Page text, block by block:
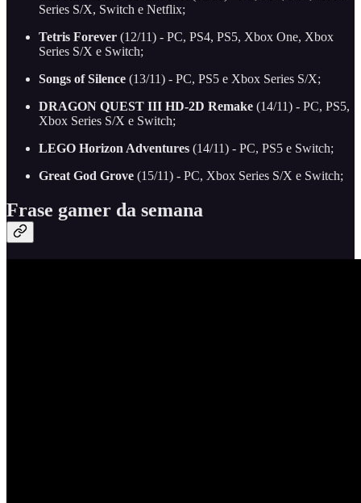
Series S/X, Switch e Netflix;
Tetris Forever (12/11) - PC, PS4, PS5, Xbox One, Xbox
Series S/X e Switch;
Songs of Silence (13/11) - PC, PS5 e Xbox Series S/X;
DRAGON QUEST III HD-2D Remake (14/11) - PC, PS5,
Xbox Series S/X e Switch;
LEGO Horizon Adventures (14/11) - PC, PS5 e Switch;
Great God Grove (15/11) - PC, Xbox Series S/X e Switch;
Frase gamer da semana